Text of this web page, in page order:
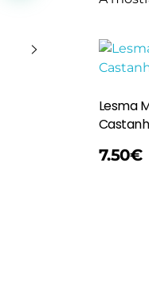
Lesma
7.50€